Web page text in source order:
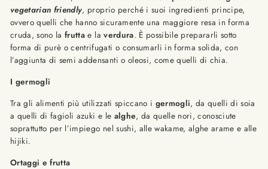
vegetarian friendly, proprio perché i suoi ingredienti principe,
ovvero quelli che hanno sicuramente una maggiore resa in forma
cruda, sono la frutta e laverdura. È possibile prepararli sotto
forma di purè o centrifugati o consumarli in forma solida, con
l’aggiunta di semi addensanti o oleosi, come quelli di chia.
I germogli
Tra gli alimenti più utilizzati spiccano i germogli, da quelli di soia
a quelli di fagioli azuki e le alghe, da quelle nori, conosciute
soprattutto per l’impiego nel sushi, alle wakame, alghe arame e alle
hijiki.
Ortaggi e frutta